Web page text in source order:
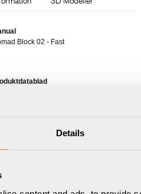
Details
Block 02 - Fast
portabelt och skalbart